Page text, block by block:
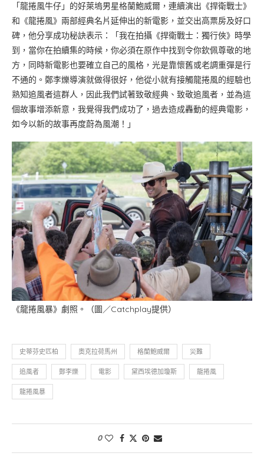
「龍捲風牛仔」的好萊塢男星格蘭鮑威爾，連續演出《捍衛戰士》
和《龍捲風》兩部經典名片延伸出的新電影，並交出高票房及好口
碑，他分享成功秘訣表示：「我在拍攝《捍衛戰士：獨行俠》時學
到，當你在拍續集的時候，你必須在原作中找到令你欽佩尊敬的地
方，同時新電影也要確立自己的風格，光是靠懷舊或老調重彈是行
不通的。鄭李爍導演就做得很好，他從小就有接觸龍捲風的經驗也
熟知追風者這群人，因此我們試著致敬經典、致敬追風者，並為這
個故事增添新意，我覺得我們成功了，過去造成轟動的經典電影，
如今以新的故事再度蔚為風潮！」
《龍捲風暴》劇照。（圖／Catchplay提供）
史蒂芬史匹柏 奧克拉荷馬州 格蘭鮑威爾 災難
追風者 鄭李爍 電影 黛西埃德加瓊斯 龍捲風
龍捲風暴
0